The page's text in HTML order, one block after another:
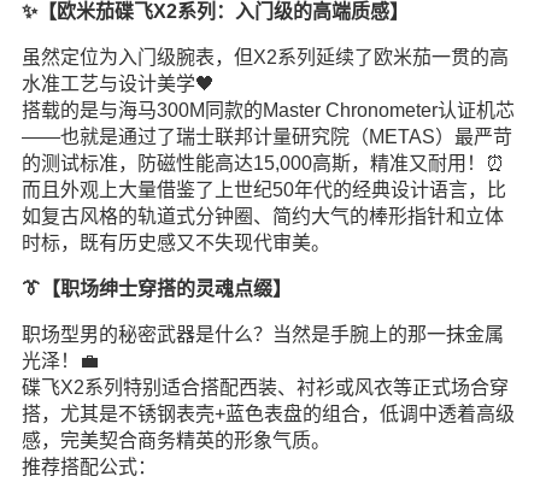
✨【欧米茄碟飞X2系列：入门级的高端质感】
虽然定位为入门级腕表，但X2系列延续了欧米茄一贯的高
水准工艺与设计美学🖤
搭载的是与海马300M同款的Master Chronometer认证机芯
——也就是通过了瑞士联邦计量研究院（METAS）最严苛
的测试标准，防磁性能高达15,000高斯，精准又耐用！⏰
而且外观上大量借鉴了上世纪50年代的经典设计语言，比
如复古风格的轨道式分钟圈、简约大气的棒形指针和立体
时标，既有历史感又不失现代审美。
👔【职场绅士穿搭的灵魂点缀】
职场型男的秘密武器是什么？当然是手腕上的那一抹金属
光泽！💼
碟飞X2系列特别适合搭配西装、衬衫或风衣等正式场合穿
搭，尤其是不锈钢表壳+蓝色表盘的组合，低调中透着高级
感，完美契合商务精英的形象气质。
推荐搭配公式：